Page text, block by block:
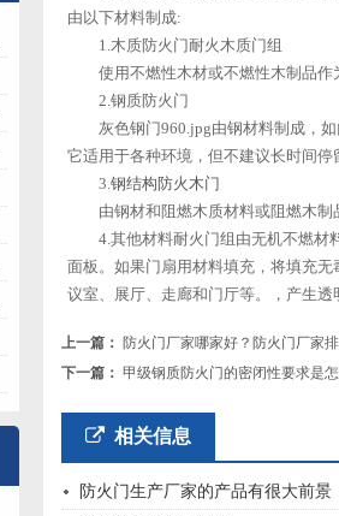
由以下材料制成:
1.木质防火门耐火木质门组
使用不燃性木材或不燃性木制品作为
2.钢质防火门
灰色钢门960.jpg由钢材料制成，如
它适用于各种环境，但不建议长时间
3.钢结构防火木门
由钢材和阻燃木质材料或阻燃木制
4.其他材料耐火门组由无机不燃材料
面板。如果门扇用材料填充，将填充
议室、展厅、走廊和门厅等。，产生透
上一篇：
防火门厂家哪家好？防火门厂家
下一篇： 甲级钢质防火门的密闭性要求是
相关信息
防火门生产厂家的产品有很大前景